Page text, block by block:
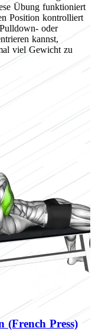
Übung funktioniert
Position kontrolliert
oder
kannst,
viel Gewicht zu
(French Press)